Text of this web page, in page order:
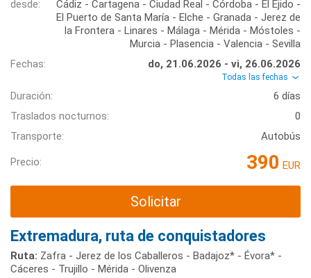
desde:
Cádiz - Cartagena - Ciudad Real - Córdoba - El Ejido -
El Puerto de Santa María - Elche - Granada - Jerez de
la Frontera - Linares - Málaga - Mérida - Móstoles -
Murcia - Plasencia - Valencia - Sevilla
Fechas:
do, 21.06.2026 - vi, 26.06.2026
Todas las fechas
Duración:
6 días
Traslados nocturnos:
0
Transporte:
Autobús
Precio: 390 EUR
Solicitar
Extremadura, ruta de conquistadores
Ruta: Zafra - Jerez de los Caballeros - Badajoz* - Évora* -
Cáceres - Trujillo - Mérida - Olivenza